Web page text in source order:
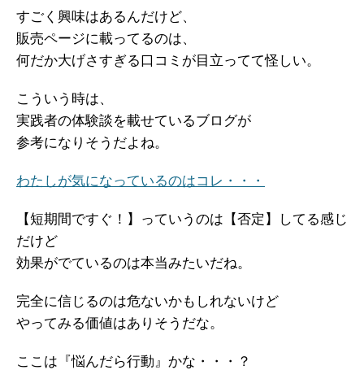
すごく興味はあるんだけど、
販売ページに載ってるのは、
何だか大げさすぎる口コミが目立ってて怪しい。
こういう時は、
実践者の体験談を載せているブログが
参考になりそうだよね。
わたしが気になっているのはコレ・・・
【短期間ですぐ！】っていうのは【否定】してる感じ
だけど
効果がでているのは本当みたいだね。
完全に信じるのは危ないかもしれないけど
やってみる価値はありそうだな。
ここは『悩んだら行動』かな・・・？